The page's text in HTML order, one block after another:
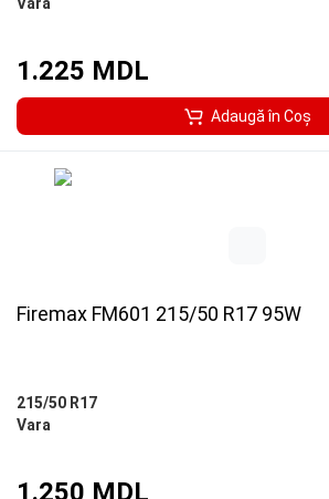
Vara
1.225 MDL
Adaugă în Coş
Firemax FM601 215/50 R17 95W
215/50 R17
Vara
1.250 MDL